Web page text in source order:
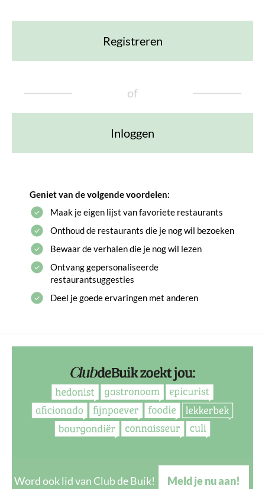
Registreren
of
Inloggen
Geniet van de volgende voordelen:
Maak je eigen lijst van favoriete restaurants
Onthoud de restaurants die je nog wil bezoeken
Bewaar de verhalen die je nog wil lezen
Ontvang gepersonaliseerde
restaurantsuggesties
Deel je goede ervaringen met anderen
Word ook lid van Club de Buik! Meld je nu aan!